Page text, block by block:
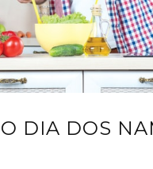
DIA DOS